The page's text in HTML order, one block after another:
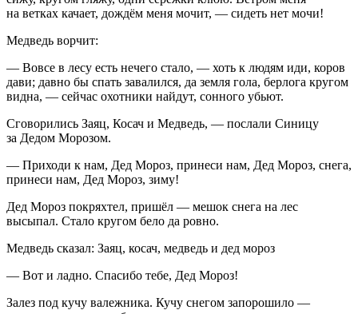
на ветках качает, дождём меня мочит, — сидеть нет мочи!
Медведь ворчит:
— Вовсе в лесу есть нечего стало, — хоть к людям иди, коров
дави; давно бы спать завалился, да земля гола, берлога кругом
видна, — сейчас охотники найдут, сонного убьют.
Сговорились Заяц, Косач и Медведь, — послали Синицу
за Дедом Морозом.
— Приходи к нам, Дед Мороз, принеси нам, Дед Мороз, снега,
принеси нам, Дед Мороз, зиму!
Дед Мороз покряхтел, пришёл — мешок снега на лес
высыпал. Стало кругом бело да ровно.
Медведь сказал: Заяц, косач, медведь и дед мороз
— Вот и ладно. Спасибо тебе, Дед Мороз!
Залез под кучу валежника. Кучу снегом запорошило —